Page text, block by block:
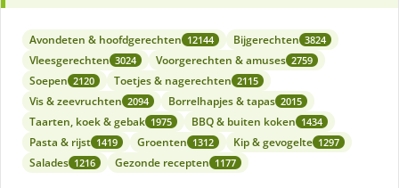
Avondeten & hoofdgerechten 12144 Bijgerechten 3824
Vleesgerechten 3024 Voorgerechten & amuses 2759
Soepen 2120 Toetjes & nagerechten 2115
Vis & zeevruchten 2094 Borrelhapjes & tapas 2015
Taarten, koek & gebak 1975 BBQ & buiten koken 1434
Pasta & rijst 1419 Groenten 1312 Kip & gevogelte 1297
Salades 1216 Gezonde recepten 1177